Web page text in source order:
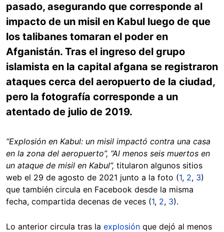
pasado, asegurando que corresponde al
impacto de un misil en Kabul luego de que
los talibanes tomaran el poder en
Afganistán. Tras el ingreso del grupo
islamista en la capital afgana se registraron
ataques cerca del aeropuerto de la ciudad,
pero la fotografía corresponde a un
atentado de julio de 2019.
“Explosión en Kabul: un misil impactó contra una casa
en la zona del aeropuerto”, “Al menos seis muertos en
un ataque de misil en Kabul”, titularon algunos sitios
web el 29 de agosto de 2021 junto a la foto (1, 2, 3)
que también circula en Facebook desde la misma
fecha, compartida decenas de veces (1, 2, 3).
Lo anterior circula tras la explosión que dejó al menos